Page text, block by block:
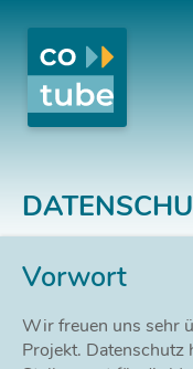
Vorwort
Wir freuen uns sehr
Projekt. Datenschutz